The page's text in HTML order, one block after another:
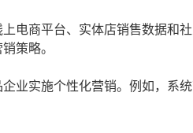
电商平台、实体店销售数据和
策略。
业实施个性化营销。例如，系